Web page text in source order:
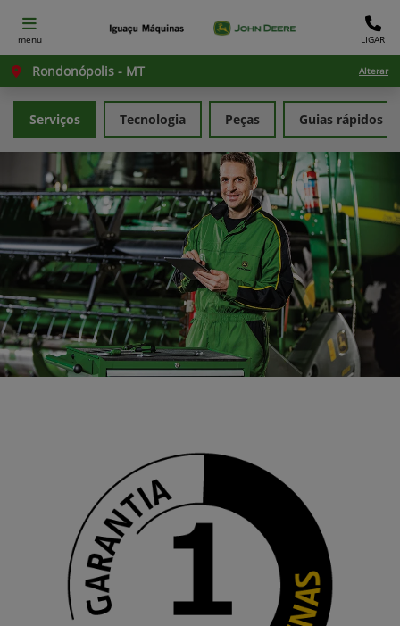
menu LIGAR
Rondonópolis - MT Alterar
Tecnologia
Serviços Peças Guias rápidos